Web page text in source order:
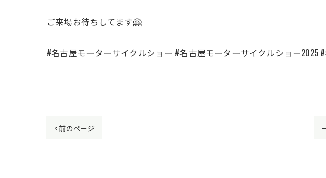
ご来場お待ちしてます🤗
#名古屋モーターサイクルショー #名古屋モーターサイクルショー2025
< 前のページ